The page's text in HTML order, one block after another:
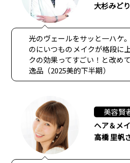
大杉みど
光のヴェールをサッと一ハケ
のにいつものメイクが格段に
クの効果ってすごい！と改め
逸品（2025美的下半期）
美容賢
ヘア＆メ
高橋 里帆